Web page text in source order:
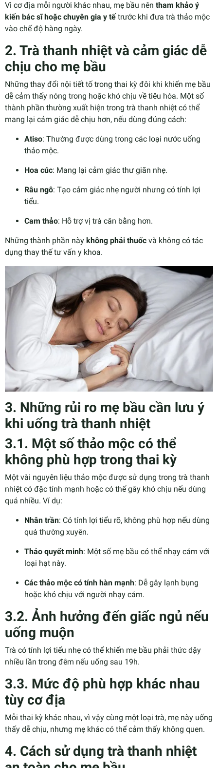
Vì cơ địa mỗi người khác nhau, mẹ bầu nên tham khảo ý
kiến bác sĩ hoặc chuyên gia y tế trước khi đưa trà thảo mộc
vào chế độ hàng ngày.
2. Trà thanh nhiệt và cảm giác dễ
chịu cho mẹ bầu
Những thay đổi nội tiết tố trong thai kỳ đôi khi khiến mẹ bầu
dễ cảm thấy nóng trong hoặc khó chịu về tiêu hóa. Một số
thành phần thường xuất hiện trong trà thanh nhiệt có thể
mang lại cảm giác dễ chịu hơn, nếu dùng đúng cách:
Atiso: Thường được dùng trong các loại nước uống
thảo mộc.
Hoa cúc: Mang lại cảm giác thư giãn nhẹ.
Râu ngô: Tạo cảm giác nhẹ người nhưng có tính lợi
tiểu.
Cam thảo: Hỗ trợ vị trà cân bằng hơn.
Những thành phần này không phải thuốc và không có tác
dụng thay thế tư vấn y khoa.
3. Những rủi ro mẹ bầu cần lưu ý
khi uống trà thanh nhiệt
3.1. Một số thảo mộc có thể
không phù hợp trong thai kỳ
Một vài nguyên liệu thảo mộc được sử dụng trong trà thanh
nhiệt có đặc tính mạnh hoặc có thể gây khó chịu nếu dùng
quá nhiều. Ví dụ:
Nhân trần: Có tính lợi tiểu rõ, không phù hợp nếu dùng
quá thường xuyên.
Thảo quyết minh: Một số mẹ bầu có thể nhạy cảm với
loại hạt này.
Các thảo mộc có tính hàn mạnh: Dễ gây lạnh bụng
hoặc khó chịu với người nhạy cảm.
3.2. Ảnh hưởng đến giấc ngủ nếu
uống muộn
Trà có tính lợi tiểu nhẹ có thể khiến mẹ bầu phải thức dậy
nhiều lần trong đêm nếu uống sau 19h.
3.3. Mức độ phù hợp khác nhau
tùy cơ địa
Mỗi thai kỳ khác nhau, vì vậy cùng một loại trà, mẹ này uống
thấy dễ chịu, nhưng mẹ khác có thể cảm thấy không quen.
4. Cách sử dụng trà thanh nhiệt